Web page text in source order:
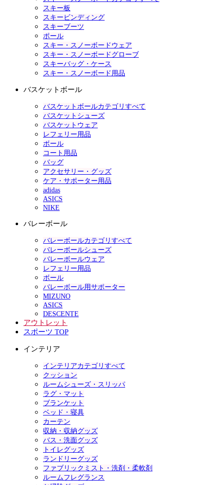
スキー板
スキービンディング
スキーブーツ
ポール
スキー・スノーボードウェア
スキー・スノーボードグローブ
スキーバッグ・ケース
スキー・スノーボード用品
バスケットボール
バスケットボールカテゴリすべて
バスケットシューズ
バスケットウェア
レフェリー用品
ボール
コート用品
バッグ
アクセサリー・グッズ
ケア・サポーター用品
adidas
ASICS
NIKE
バレーボール
バレーボールカテゴリすべて
バレーボールシューズ
バレーボールウェア
レフェリー用品
ボール
バレーボール用サポーター
MIZUNO
ASICS
DESCENTE
アウトレット
スポーツ TOP
インテリア
インテリアカテゴリすべて
クッション
ルームシューズ・スリッパ
ラグ・マット
ブランケット
ベッド・寝具
カーテン
収納・収納グッズ
バス・洗面グッズ
トイレグッズ
ランドリーグッズ
ファブリックミスト・洗剤・柔軟剤
ルームフレグランス